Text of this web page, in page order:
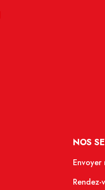
NOS
Rendez-